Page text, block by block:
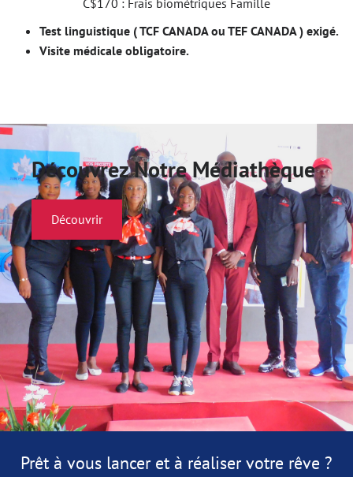
Test linguistique ( TCF CANADA ou TEF CANADA ) exigé.
Visite médicale obligatoire.
Découvrez Notre Médiathèque
Découvrir
Prêt à vous lancer et à réaliser votre rêve ?